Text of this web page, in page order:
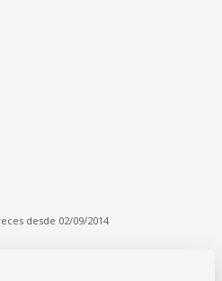
desde 02/09/2014